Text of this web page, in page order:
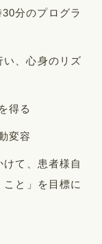
分のプログラ
、心身のリズ
得る
変容
て、患者様自
と」を目標に